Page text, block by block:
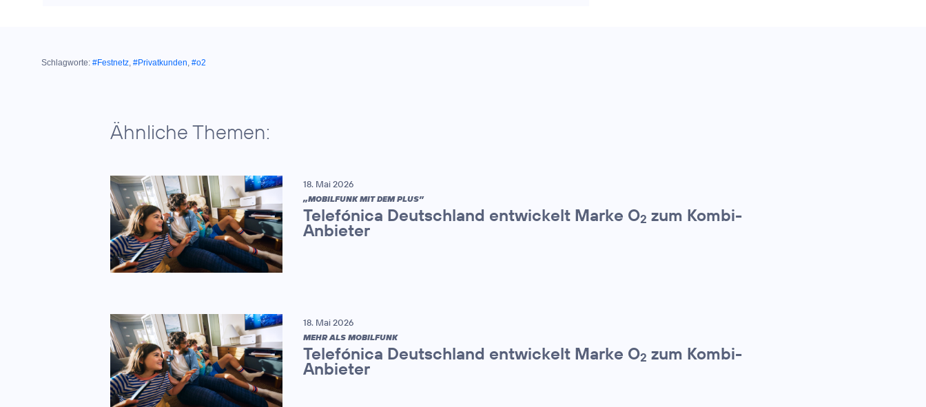
Schlagworte: #Festnetz, #Privatkunden, #o2
Ähnliche Themen:
18. Mai 2026
„MOBILFUNK MIT DEM PLUS”
Telefónica Deutschland entwickelt Marke O2 zum Kombi-
Anbieter
18. Mai 2026
MEHR ALS MOBILFUNK
Telefónica Deutschland entwickelt Marke O2 zum Kombi-
Anbieter